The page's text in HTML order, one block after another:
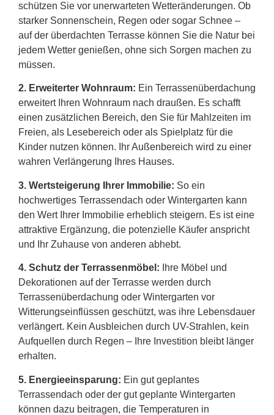
schützen Sie vor unerwarteten Wetteränderungen. Ob
starker Sonnenschein, Regen oder sogar Schnee –
auf der überdachten Terrasse können Sie die Natur bei
jedem Wetter genießen, ohne sich Sorgen machen zu
müssen.
2. Erweiterter Wohnraum: Ein Terrassenüberdachung
erweitert Ihren Wohnraum nach draußen. Es schafft
einen zusätzlichen Bereich, den Sie für Mahlzeiten im
Freien, als Lesebereich oder als Spielplatz für die
Kinder nutzen können. Ihr Außenbereich wird zu einer
wahren Verlängerung Ihres Hauses.
3. Wertsteigerung Ihrer Immobilie: So ein
hochwertiges Terrassendach oder Wintergarten kann
den Wert Ihrer Immobilie erheblich steigern. Es ist eine
attraktive Ergänzung, die potenzielle Käufer anspricht
und Ihr Zuhause von anderen abhebt.
4. Schutz der Terrassenmöbel: Ihre Möbel und
Dekorationen auf der Terrasse werden durch
Terrassenüberdachung oder Wintergarten vor
Witterungseinflüssen geschützt, was ihre Lebensdauer
verlängert. Kein Ausbleichen durch UV-Strahlen, kein
Aufquellen durch Regen – Ihre Investition bleibt länger
erhalten.
5. Energieeinsparung: Ein gut geplantes
Terrassendach oder der gut geplante Wintergarten
können dazu beitragen, die Temperaturen in